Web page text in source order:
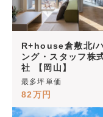
R+house倉敷北/
ング・スタッフ株
社 【岡山】
最多坪単価
82万円